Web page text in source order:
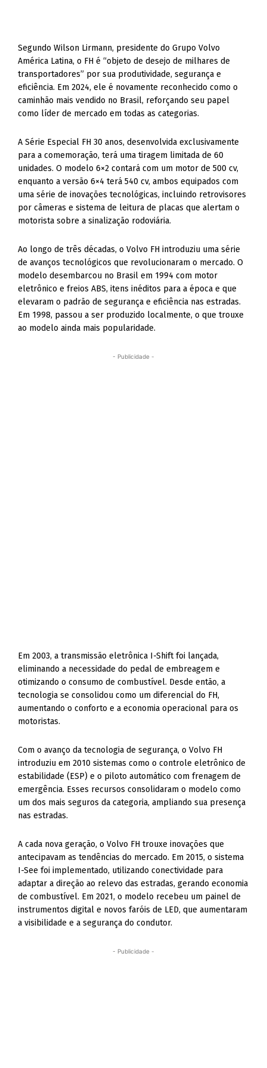
Segundo Wilson Lirmann, presidente do Grupo Volvo
América Latina, o FH é “objeto de desejo de milhares de
transportadores” por sua produtividade, segurança e
eficiência. Em 2024, ele é novamente reconhecido como o
caminhão mais vendido no Brasil, reforçando seu papel
como líder de mercado em todas as categorias.
A Série Especial FH 30 anos, desenvolvida exclusivamente
para a comemoração, terá uma tiragem limitada de 60
unidades. O modelo 6×2 contará com um motor de 500 cv,
enquanto a versão 6×4 terá 540 cv, ambos equipados com
uma série de inovações tecnológicas, incluindo retrovisores
por câmeras e sistema de leitura de placas que alertam o
motorista sobre a sinalização rodoviária.
Ao longo de três décadas, o Volvo FH introduziu uma série
de avanços tecnológicos que revolucionaram o mercado. O
modelo desembarcou no Brasil em 1994 com motor
eletrônico e freios ABS, itens inéditos para a época e que
elevaram o padrão de segurança e eficiência nas estradas.
Em 1998, passou a ser produzido localmente, o que trouxe
ao modelo ainda mais popularidade.
- Publicidade -
Em 2003, a transmissão eletrônica I-Shift foi lançada,
eliminando a necessidade do pedal de embreagem e
otimizando o consumo de combustível. Desde então, a
tecnologia se consolidou como um diferencial do FH,
aumentando o conforto e a economia operacional para os
motoristas.
Com o avanço da tecnologia de segurança, o Volvo FH
introduziu em 2010 sistemas como o controle eletrônico de
estabilidade (ESP) e o piloto automático com frenagem de
emergência. Esses recursos consolidaram o modelo como
um dos mais seguros da categoria, ampliando sua presença
nas estradas.
A cada nova geração, o Volvo FH trouxe inovações que
antecipavam as tendências do mercado. Em 2015, o sistema
I-See foi implementado, utilizando conectividade para
adaptar a direção ao relevo das estradas, gerando economia
de combustível. Em 2021, o modelo recebeu um painel de
instrumentos digital e novos faróis de LED, que aumentaram
a visibilidade e a segurança do condutor.
- Publicidade -